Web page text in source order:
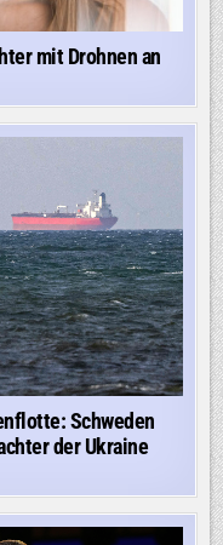
mit Drohnen an
Schweden
der Ukraine